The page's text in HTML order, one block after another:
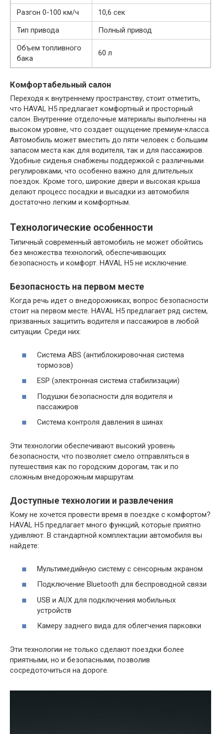
Разгон 0-100 км/ч
10,6 сек
Тип привода
Полный привод
Объем топливного
бака
60 л
Комфортабельный салон
Переходя к внутреннему пространству, стоит отметить,
что HAVAL H5 предлагает комфортный и просторный
салон. Внутренние отделочные материалы выполнены на
высоком уровне, что создает ощущение премиум-класса.
Автомобиль может вместить до пяти человек с большим
запасом места как для водителя, так и для пассажиров.
Удобные сиденья снабжены поддержкой с различными
регулировками, что особенно важно для длительных
поездок. Кроме того, широкие двери и высокая крыша
делают процесс посадки и высадки из автомобиля
достаточно легким и комфортным.
Технологические особенности
Типичный современный автомобиль не может обойтись
без множества технологий, обеспечивающих
безопасность и комфорт. HAVAL H5 не исключение.
Безопасность на первом месте
Когда речь идет о внедорожниках, вопрос безопасности
стоит на первом месте. HAVAL H5 предлагает ряд систем,
призванных защитить водителя и пассажиров в любой
ситуации. Среди них:
Система ABS (антиблокировочная система
тормозов)
ESP (электронная система стабилизации)
Подушки безопасности для водителя и
пассажиров
Система контроля давления в шинах
Эти технологии обеспечивают высокий уровень
безопасности, что позволяет смело отправляться в
путешествия как по городским дорогам, так и по
сложным внедорожным маршрутам.
Доступные технологии и развлечения
Кому не хочется провести время в поездке с комфортом?
HAVAL H5 предлагает много функций, которые приятно
удивляют. В стандартной комплектации автомобиля вы
найдете:
Мультимедийную систему с сенсорным экраном
Подключение Bluetooth для беспроводной связи
USB и AUX для подключения мобильных
устройств
Камеру заднего вида для облегчения парковки
Эти технологии не только сделают поездки более
приятными, но и безопасными, позволив
сосредоточиться на дороге.